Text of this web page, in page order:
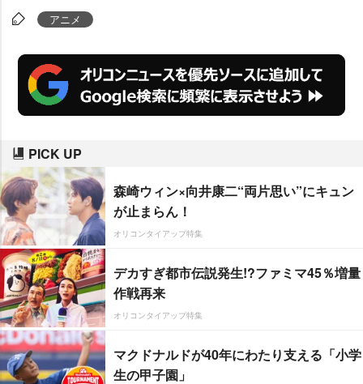
物語が描かれる。
アニメ
PICK UP
森崎ウィン×向井康二“両片思い”にキュン
が止まらん！
オリコンタイアップ特集
デカすぎ都市伝説発生!?ファミマ45％増量
作戦再来
オリコンタイアップ特集
マクドナルドが40年にわたり支える「小学
生の甲子園」